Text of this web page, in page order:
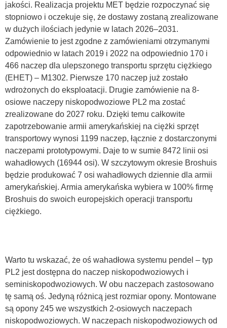
jakości. Realizacja projektu MET będzie rozpoczynać się
stopniowo i oczekuje się, że dostawy zostaną zrealizowane
w dużych ilościach jedynie w latach 2026–2031.
Zamówienie to jest zgodne z zamówieniami otrzymanymi
odpowiednio w latach 2019 i 2022 na odpowiednio 170 i
466 naczep dla ulepszonego transportu sprzętu ciężkiego
(EHET) – M1302. Pierwsze 170 naczep już zostało
wdrożonych do eksploatacji. Drugie zamówienie na 8-
osiowe naczepy niskopodwoziowe PL2 ma zostać
zrealizowane do 2027 roku. Dzięki temu całkowite
zapotrzebowanie armii amerykańskiej na ciężki sprzęt
transportowy wynosi 1199 naczep, łącznie z dostarczonymi
naczepami prototypowymi. Daje to w sumie 8472 linii osi
wahadłowych (16944 osi). W szczytowym okresie Broshuis
będzie produkować 7 osi wahadłowych dziennie dla armii
amerykańskiej. Armia amerykańska wybiera w 100% firmę
Broshuis do swoich europejskich operacji transportu
ciężkiego.
Warto tu wskazać, że oś wahadłowa systemu pendel – typ
PL2 jest dostępna do naczep niskopodwoziowych i
seminiskopodwoziowych. W obu naczepach zastosowano
tę samą oś. Jedyną różnicą jest rozmiar opony. Montowane
są opony 245 we wszystkich 2-osiowych naczepach
niskopodwoziowych. W naczepach niskopodwoziowych od